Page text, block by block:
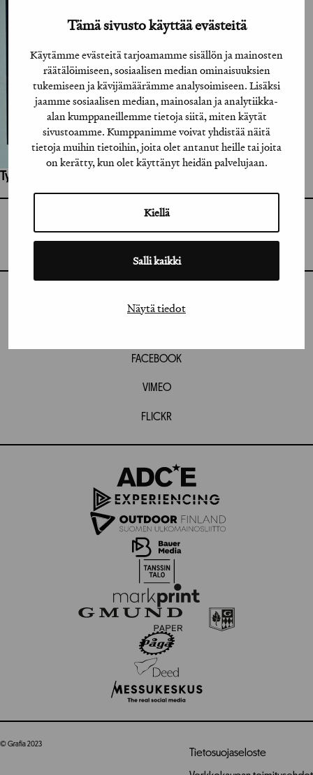
Tämä sivusto käyttää evästeitä
Käytämme evästeitä tarjoamamme sisällön ja mainosten
räätälöimiseen, sosiaalisen median ominaisuuksien
tukemiseen ja kävijämäärämme analysoimiseen. Lisäksi
jaamme sosiaalisen median, mainosalan ja analytiikka-
alan kumppaneillemme tietoja siitä, miten käytät
sivustoamme. Kumppanimme voivat yhdistää näitä
tietoja muihin tietoihin, joita olet antanut heille tai joita
on kerätty, kun olet käyttänyt heidän palvelujaan.
Kiellä
Salli kaikki
Näytä tiedot
Työhön osallistuneet henkilöt / tahot:
GRAFIA(AT)GRAFIA.FI
INSTAGRAM
FACEBOOK
VIMEO
FLICKR
© Grafia 2023
Tietosuojaseloste